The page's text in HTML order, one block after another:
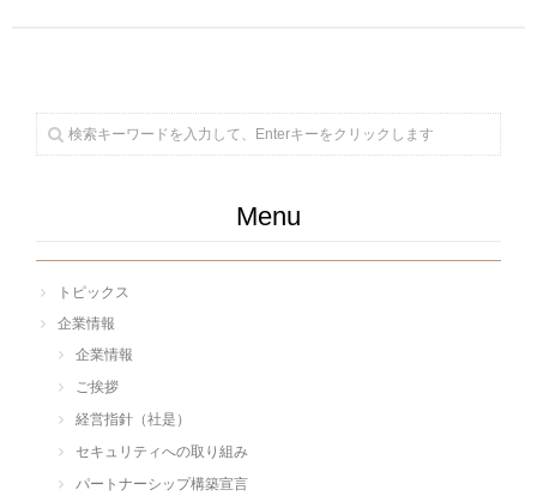
Menu
トピックス
企業情報
企業情報
ご挨拶
経営指針（社是）
セキュリティへの取り組み
パートナーシップ構築宣言